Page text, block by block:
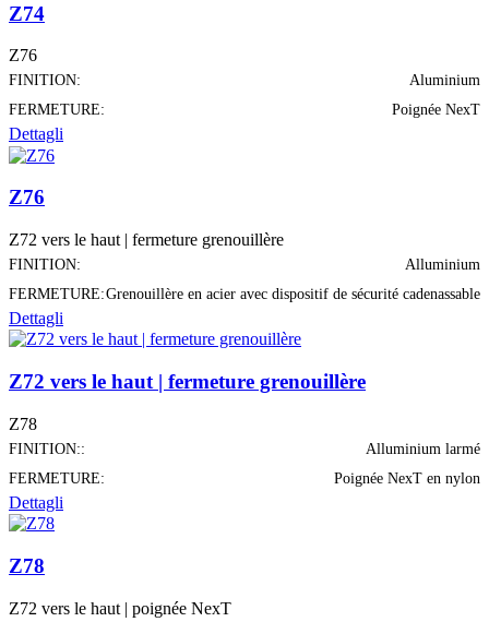
Z74
Z76
FINITION:
Aluminium
FERMETURE:
Poignée NexT
Dettagli
Z76
Z72 vers le haut | fermeture grenouillère
FINITION:
Alluminium
FERMETURE:Grenouillère en acier avec dispositif de sécurité cadenassable
Dettagli
Z72 vers le haut | fermeture grenouillère
Z78
FINITION::
Alluminium larmé
FERMETURE:
Poignée NexT en nylon
Dettagli
Z78
Z72 vers le haut | poignée NexT